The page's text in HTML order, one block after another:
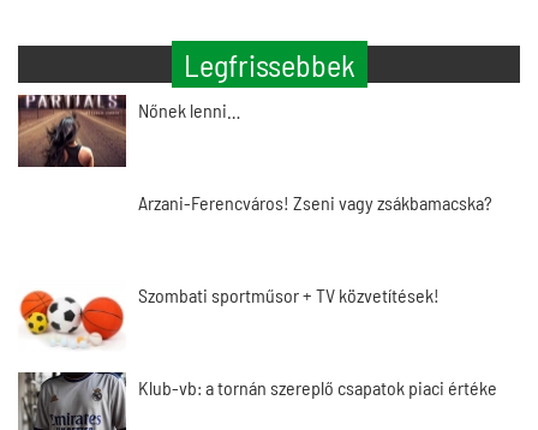
Legfrissebbek
Nőnek lenni…
Arzani-Ferencváros! Zseni vagy zsákbamacska?
Szombati sportműsor + TV közvetítések!
Klub-vb: a tornán szereplő csapatok piaci értéke